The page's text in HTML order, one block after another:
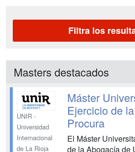
Filtra los
Masters destacados
UNIR -
Universidad
Internacional
de La Rioja
Máster
Ejercicio de
Procura
El Máster
de la Abogacía de